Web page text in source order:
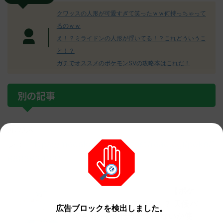
クワッスの人形が可愛すぎて笑ったｗｗ何持っちゃって
るのｗｗ
え！？ミライドンの人形が浮いてる！？これどういうこ
と！？
ガチでオススメのポケモンSVの攻略本はこれだ！
別の記事
"https://medaka.5ch.net/test/read.cgi/poke/1
モンSV】雨パってどう！？ 天候パ
でも雨か砂のほうが良くないか使
広告ブロックを検出しました。